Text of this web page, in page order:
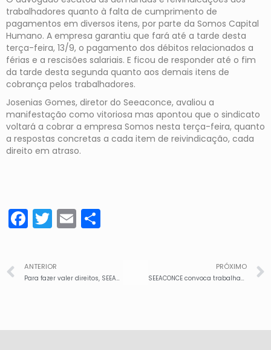
trabalhadores quanto à falta de cumprimento de
pagamentos em diversos itens, por parte da Somos Capital
Humano. A empresa garantiu que fará até a tarde desta
terça-feira, 13/9, o pagamento dos débitos relacionados a
férias e a rescisões salariais. E ficou de responder até o fim
da tarde desta segunda quanto aos demais itens de
cobrança pelos trabalhadores.
Josenias Gomes, diretor do Seeaconce, avaliou a
manifestação como vitoriosa mas apontou que o sindicato
voltará a cobrar a empresa Somos nesta terça-feira, quanto
a respostas concretas a cada item de reivindicação, cada
direito em atraso.
Facebook
Twitter
Email
ANTERIOR
Para fazer valer direitos, SEEACONCE realiza neste sábado, 3/9, reunião com Assessoria Jurídica e trabalhadores em Canindé
PRÓXIMO
SEEACONCE convoca trabalhadores/as para as assembleias da campanha salarial de Limpeza Pública e de Asseio e Conservação. Confira as datas e participe!